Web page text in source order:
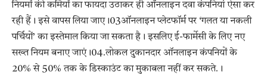
नियमों की कमियों का फायदा उठाकर ही ऑनलाइन दवा कंपनियां ऐसा कर
रही हैं। इसे वापस लिया जाए।03ऑनलाइन प्लेटफॉर्म पर ‘गलत या नकली
पर्चियों’ का इस्तेमाल किया जा सकता है। इसलिए ई-फार्मेसी के लिए नए
सख्त नियम बनाए जाएं।04.लोकल दुकानदार ऑनलाइन कंपनियों के
20% से 50% तक के डिस्काउंट का मुकाबला नहीं कर सकते.।